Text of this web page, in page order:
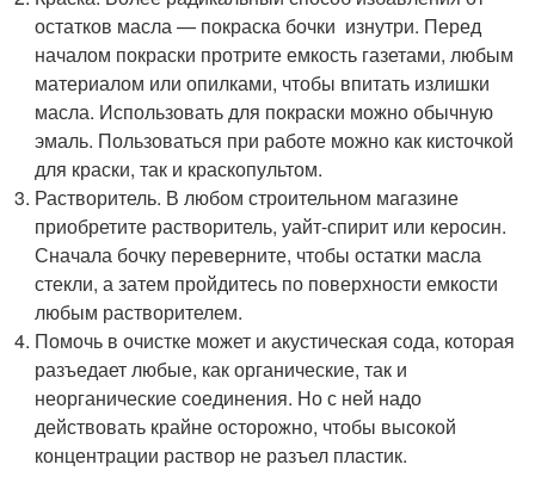
остатков масла — покраска бочки изнутри. Перед
началом покраски протрите емкость газетами, любым
материалом или опилками, чтобы впитать излишки
масла. Использовать для покраски можно обычную
эмаль. Пользоваться при работе можно как кисточкой
для краски, так и краскопультом.
Растворитель. В любом строительном магазине
приобретите растворитель, уайт-спирит или керосин.
Сначала бочку переверните, чтобы остатки масла
стекли, а затем пройдитесь по поверхности емкости
любым растворителем.
Помочь в очистке может и акустическая сода, которая
разъедает любые, как органические, так и
неорганические соединения. Но с ней надо
действовать крайне осторожно, чтобы высокой
концентрации раствор не разъел пластик.